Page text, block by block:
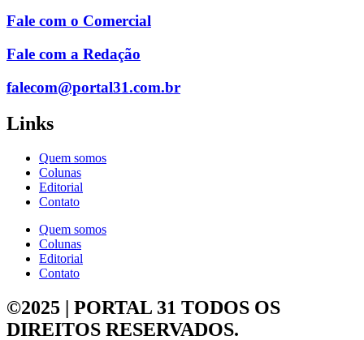
Fale com o Comercial
Fale com a Redação
falecom@portal31.com.br
Links
Quem somos
Colunas
Editorial
Contato
Quem somos
Colunas
Editorial
Contato
©2025 | PORTAL 31 TODOS OS
DIREITOS RESERVADOS.